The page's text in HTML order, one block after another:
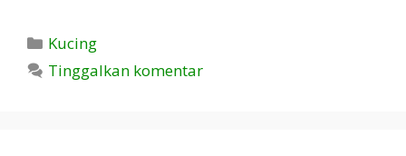
Kategori
Kucing
Tinggalkan komentar